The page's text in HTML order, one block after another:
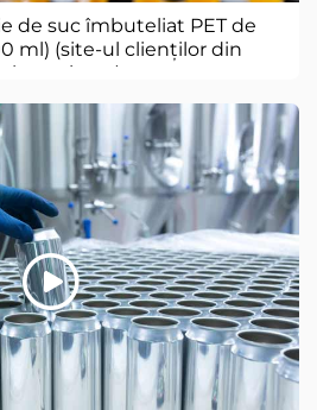
de suc îmbuteliat PET de
ml) (site-ul clienților din